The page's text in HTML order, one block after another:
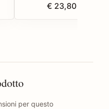
€ 23,80
per questo